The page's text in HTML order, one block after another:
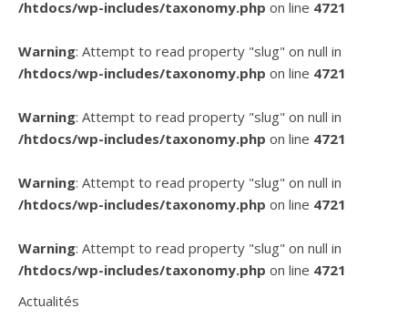
/htdocs/wp-includes/taxonomy.php on line 4721
Warning: Attempt to read property "slug" on null in
/htdocs/wp-includes/taxonomy.php on line 4721
Warning: Attempt to read property "slug" on null in
/htdocs/wp-includes/taxonomy.php on line 4721
Warning: Attempt to read property "slug" on null in
/htdocs/wp-includes/taxonomy.php on line 4721
Warning: Attempt to read property "slug" on null in
/htdocs/wp-includes/taxonomy.php on line 4721
Actualités